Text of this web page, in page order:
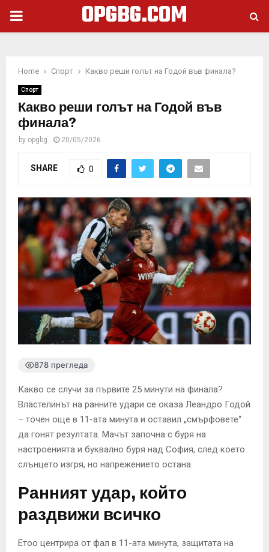
PRIMARY
OPGBG.COM
Home Спорт Какво реши голът на Годой във финала?
Спорт
Какво реши голът на Годой във
финала?
by opgbg 20/05/2026
SHARE 0
878 прегледа
Какво се случи за първите 25 минути на финала?
Властелинът на ранните удари се оказа Леандро Годой
– точен още в 11-ата минута и оставил „смърфовете“
да гонят резултата. Мачът започна с буря на
настроенията и буквално буря над София, след което
слънцето изгря, но напрежението остана.
Ранният удар, който
раздвижи всичко
Етоо центрира от фал в 11-ата минута, защитата на